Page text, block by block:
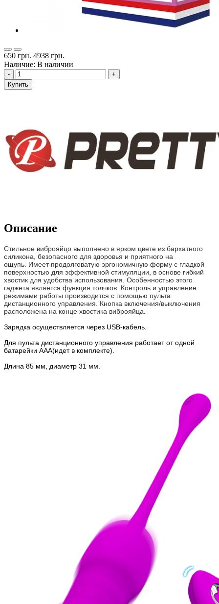
650 грн. 4938 грн.
Наличие: В наличии
-
+
Купить
Описание
Стильное виброяйцо выполнено в ярком цвете из бархатного
силикона, безопасного для здоровья и приятного на
ощупь. Имеет продолговатую эргономичную форму с гладкой
поверхностью для эффективной стимуляции, в основе гибкий
хвостик для удобства использования. Особенностью этого
гаджета является функция толчков. Контроль и управление
режимами работы производится с помощью пульта
дистанционного управления.
Кнопка включения/выключения
расположена на конце хвостика виброяйца.
Зарядка осуществляется через USB-кабель.
Для пульта дистанционного управления работает от одной
батарейки ААА(идет в комплекте).
Длина 85 мм, диаметр 31 мм.